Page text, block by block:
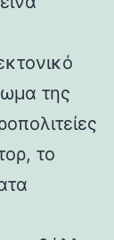
της
το